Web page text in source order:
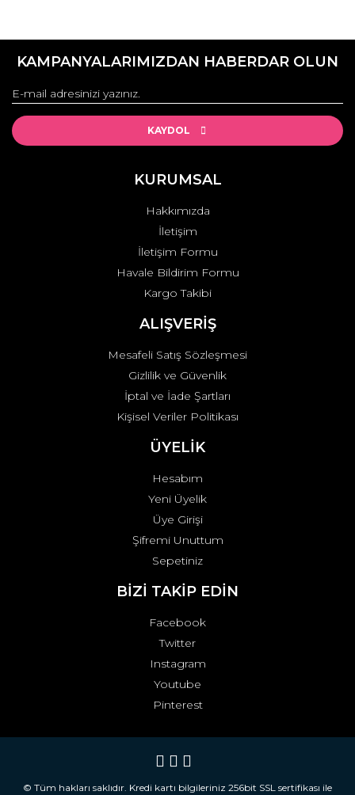
Çok merak ettim kokusunu ve çok sevdim, çok kalıcı.
Özge Alyanak | 03/11/2023 | 250 ML (1/4 LİTRE)
konularda yetersiz gördüğünüz noktaları öneri formunu
Görüş ve önerileriniz için teşekkür ederiz.
Ürün resmi kalitesiz, bozuk veya görüntülenemiyor.
Ürün açıklamasında eksik bilgiler bulunuyor.
Ürün fiyatı diğer sitelerden daha pahalı.
Gönder
KAMPANYALARIMIZDAN HABERDAR OLUN
KAYDOL
KURUMSAL
Hakkımızda
İletişim
İletişim Formu
Havale Bildirim Formu
Kargo Takibi
ALIŞVERİŞ
Mesafeli Satış Sözleşmesi
Gizlilik ve Güvenlik
İptal ve İade Şartları
Kişisel Veriler Politikası
ÜYELİK
Hesabım
Yeni Üyelik
Üye Girişi
Şifremi Unuttum
Sepetiniz
BİZİ TAKİP EDİN
Facebook
Twitter
Instagram
Youtube
Pinterest
© Tüm hakları saklıdır. Kredi kartı bilgileriniz 256bit SSL sertifikası ile